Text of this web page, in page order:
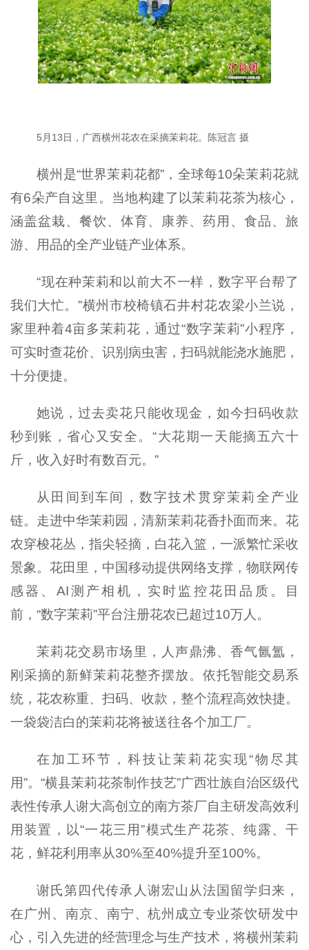
5月13日，广西横州花农在采摘茉莉花。陈冠言 摄
横州是“世界茉莉花都”，全球每10朵茉莉花就
有6朵产自这里。当地构建了以茉莉花茶为核心，
涵盖盆栽、餐饮、体育、康养、药用、食品、旅
游、用品的全产业链产业体系。
“现在种茉莉和以前大不一样，数字平台帮了
我们大忙。”横州市校椅镇石井村花农梁小兰说，
家里种着4亩多茉莉花，通过“数字茉莉”小程序，
可实时查花价、识别病虫害，扫码就能浇水施肥，
十分便捷。
她说，过去卖花只能收现金，如今扫码收款
秒到账，省心又安全。“大花期一天能摘五六十
斤，收入好时有数百元。”
从田间到车间，数字技术贯穿茉莉全产业
链。走进中华茉莉园，清新茉莉花香扑面而来。花
农穿梭花丛，指尖轻摘，白花入篮，一派繁忙采收
景象。花田里，中国移动提供网络支撑，物联网传
感器、AI测产相机，实时监控花田品质。目
前，“数字茉莉”平台注册花农已超过10万人。
茉莉花交易市场里，人声鼎沸、香气氤氲，
刚采摘的新鲜茉莉花整齐摆放。依托智能交易系
统，花农称重、扫码、收款，整个流程高效快捷。
一袋袋洁白的茉莉花将被送往各个加工厂。
在加工环节，科技让茉莉花实现“物尽其
用”。“横县茉莉花茶制作技艺”广西壮族自治区级代
表性传承人谢大高创立的南方茶厂自主研发高效利
用装置，以“一花三用”模式生产花茶、纯露、干
花，鲜花利用率从30%至40%提升至100%。
谢氏第四代传承人谢宏山从法国留学归来，
在广州、南京、南宁、杭州成立专业茶饮研发中
心，引入先进的经营理念与生产技术，将横州茉莉